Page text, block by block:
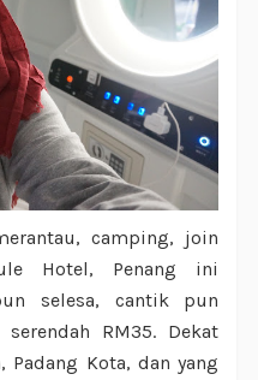
camping, join
Hotel, Penang ini
selesa, cantik pun
RM35. Dekat
Padang Kota, dan yang